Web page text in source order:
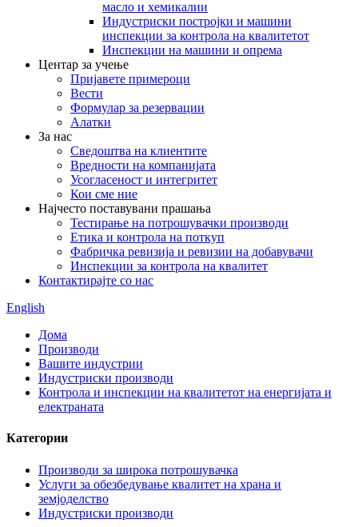
масло и хемикалии
Индустриски постројки и машини
инспекции за контрола на квалитетот
Инспекции на машини и опрема
Центар за учење
Пријавете примероци
Вести
Формулар за резервации
Алатки
За нас
Сведоштва на клиентите
Вредности на компанијата
Усогласеност и интегритет
Кои сме ние
Најчесто поставувани прашања
Тестирање на потрошувачки производи
Етика и контрола на поткуп
Фабричка ревизија и ревизии на добавувачи
Инспекции за контрола на квалитет
Контактирајте со нас
English
Дома
Производи
Вашите индустрии
Индустриски производи
Контрола и инспекции на квалитетот на енергијата и
електраната
Категории
Производи за широка потрошувачка
Услуги за обезбедување квалитет на храна и
земјоделство
Индустриски производи